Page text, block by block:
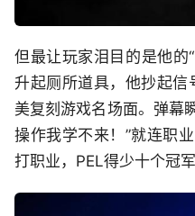
但最让玩家泪目的是他
升起厕所道具，他抄起信
美复刻游戏名场面。弹幕
操作我学不来！”就连职
打职业，PEL得少十个冠